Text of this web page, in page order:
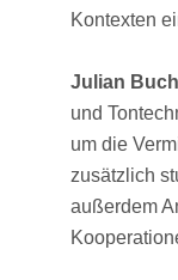
Kontexten
Julian Buch
und
um die
zusätzlich
außerdem